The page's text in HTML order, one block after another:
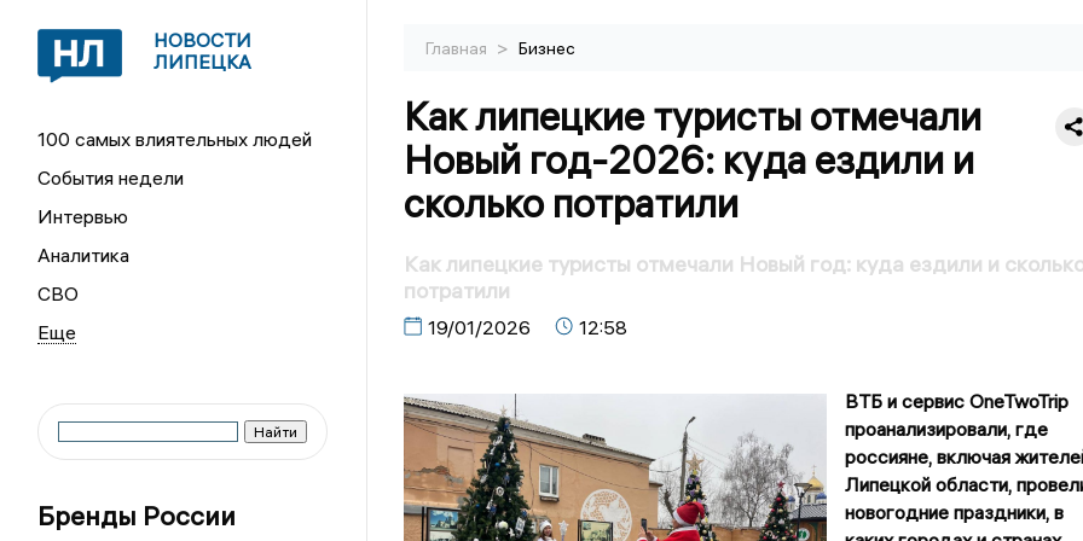
НОВОСТИ
ЛИПЕЦКА
100 самых влиятельных людей
События недели
Интервью
Аналитика
СВО
Бренды России
Главная > Бизнес
Как липецкие туристы отмечали
Новый год-2026: куда ездили и
сколько потратили
Как липецкие туристы отмечали Новый год: куда ездили и
потратили
19/01/2026 12:58
ВТБ и сервис OneTwoTrip
проанализировали, где
россияне, включая
Липецкой области,
новогодние праздники, в